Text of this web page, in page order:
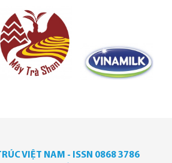
VIỆT NAM - ISSN 0868 3786